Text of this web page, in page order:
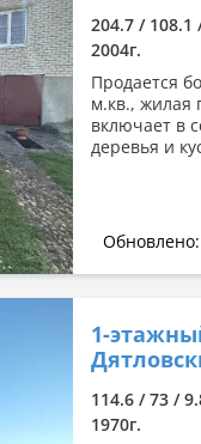
204.7 / 108.1
2004г.
Продается
м.кв., жилая
включает в
деревья и
1-
114.6 / 73 /
1970г.